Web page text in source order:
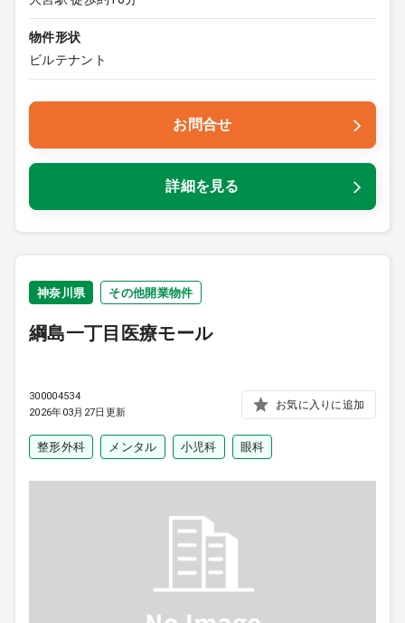
物件形状
ビルテナント
お問合せ
詳細を見る
神奈川県 その他開業物件
綱島一丁目医療モール
300004534
2026年03月27日更新
お気に入りに追加
整形外科 メンタル 小児科 眼科